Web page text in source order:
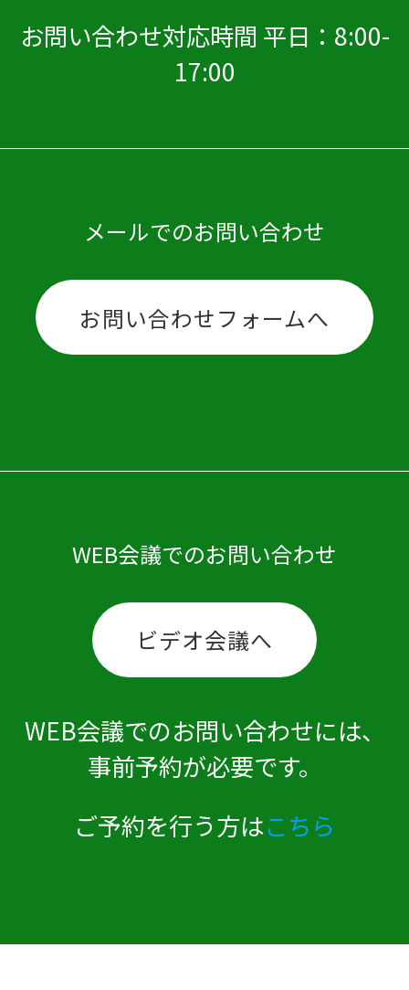
お問い合わせ対応時間 平日：8:00-
17:00
メールでのお問い合わせ
お問い合わせフォームへ
WEB会議でのお問い合わせ
ビデオ会議へ
WEB会議でのお問い合わせには、
事前予約が必要です。
ご予約を行う方はこちら